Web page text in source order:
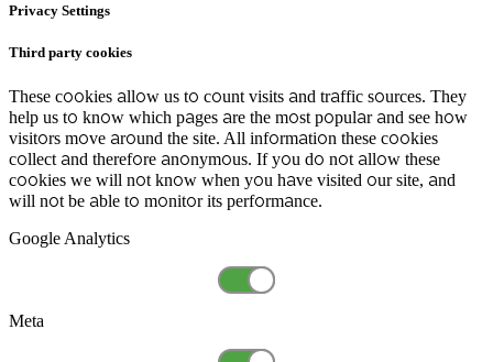
Privacy Settings
Third party cookies
These cookies allow us to count visits and traffic sources. They
help us to know which pages are the most popular and see how
visitors move around the site. All information these cookies
collect and therefore anonymous. If you do not allow these
cookies we will not know when you have visited our site, and
will not be able to monitor its performance.
Google Analytics
Meta